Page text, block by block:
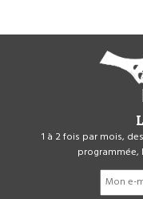
1 à 2 fois par mois,
programmée,